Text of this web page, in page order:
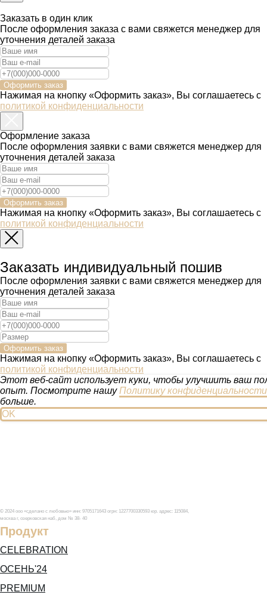
© 2024 ооо «сделано с любовью» инн: 9705171643 огрн: 1227700330593 юр. адрес: 115084,
москва г, озерковская наб, дом № 38- 40
Продукт
CELEBRATION
ОСЕНЬ'24
PREMIUM
Заказать в один клик
После оформления заказа с вами свяжется менеджер для
уточнения деталей заказа
Оформить заказ
Нажимая на кнопку «Оформить заказ», Вы соглашаетесь с
политикой конфиденциальности
Оформление заказа
После оформления заявки с вами свяжется менеджер для
уточнения деталей заказа
Оформить заказ
Нажимая на кнопку «Оформить заказ», Вы соглашаетесь с
политикой конфиденциальности
Заказать индивидуальный пошив
После оформления заявки с вами свяжется менеджер для
уточнения деталей заказа
Оформить заказ
Нажимая на кнопку «Оформить заказ», Вы соглашаетесь с
политикой конфиденциальности
Этот веб-сайт использует куки, чтобы улучшить ваш
опыт. Посмотрите нашуПолитику конфиденциальности
больше.
OK